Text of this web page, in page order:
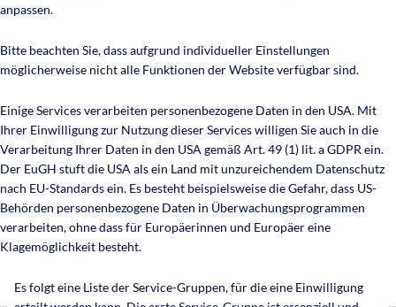
anpassen.
Bitte beachten Sie, dass aufgrund individueller Einstellungen
möglicherweise nicht alle Funktionen der Website verfügbar sind.
Einige Services verarbeiten personenbezogene Daten in den USA. Mit
Ihrer Einwilligung zur Nutzung dieser Services willigen Sie auch in die
Verarbeitung Ihrer Daten in den USA gemäß Art. 49 (1) lit. a GDPR ein.
Der EuGH stuft die USA als ein Land mit unzureichendem Datenschutz
nach EU-Standards ein. Es besteht beispielsweise die Gefahr, dass US-
Behörden personenbezogene Daten in Überwachungsprogrammen
verarbeiten, ohne dass für Europäerinnen und Europäer eine
Klagemöglichkeit besteht.
Es folgt eine Liste der Service-Gruppen, für die eine Einwilligung